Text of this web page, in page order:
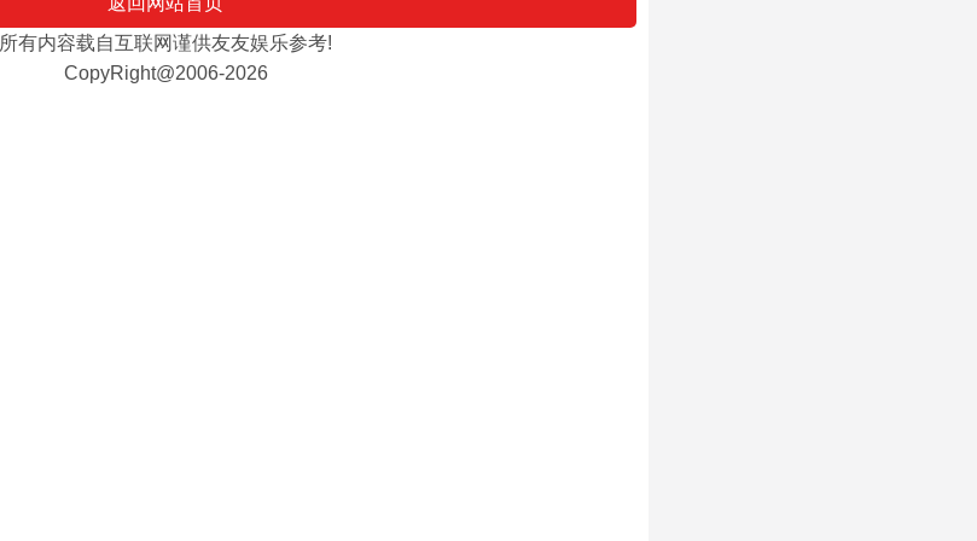
所有内容载自互联网谨供友友娱乐参考!
CopyRight@2006-2026